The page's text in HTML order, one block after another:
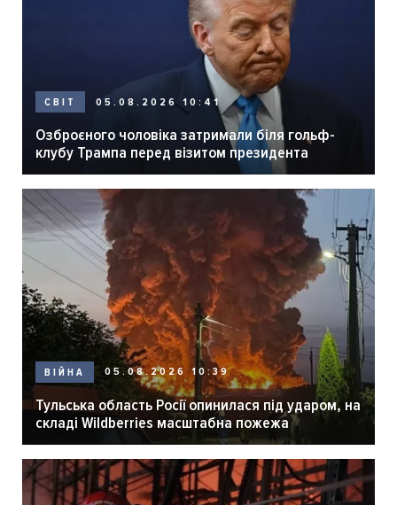
СВІТ 05.08.2026 10:41
Озброєного чоловіка затримали біля гольф-
клубу Трампа перед візитом президента
ВІЙНА 05.08.2026 10:39
Тульська область Росії опинилася під ударом, на
складі Wildberries масштабна пожежа